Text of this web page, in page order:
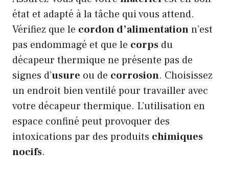
état et adapté à la tâche qui vous attend.
Vérifiez que le cordon d’alimentationn’est
pas endommagé et que le corps du
décapeur thermique ne présente pas de
signes d’usure ou de corrosion. Choisissez
un endroit bien ventilé pour travailler avec
votre décapeur thermique. L’utilisation en
espace confiné peut provoquer des
intoxications par des produits chimiques
nocifs.